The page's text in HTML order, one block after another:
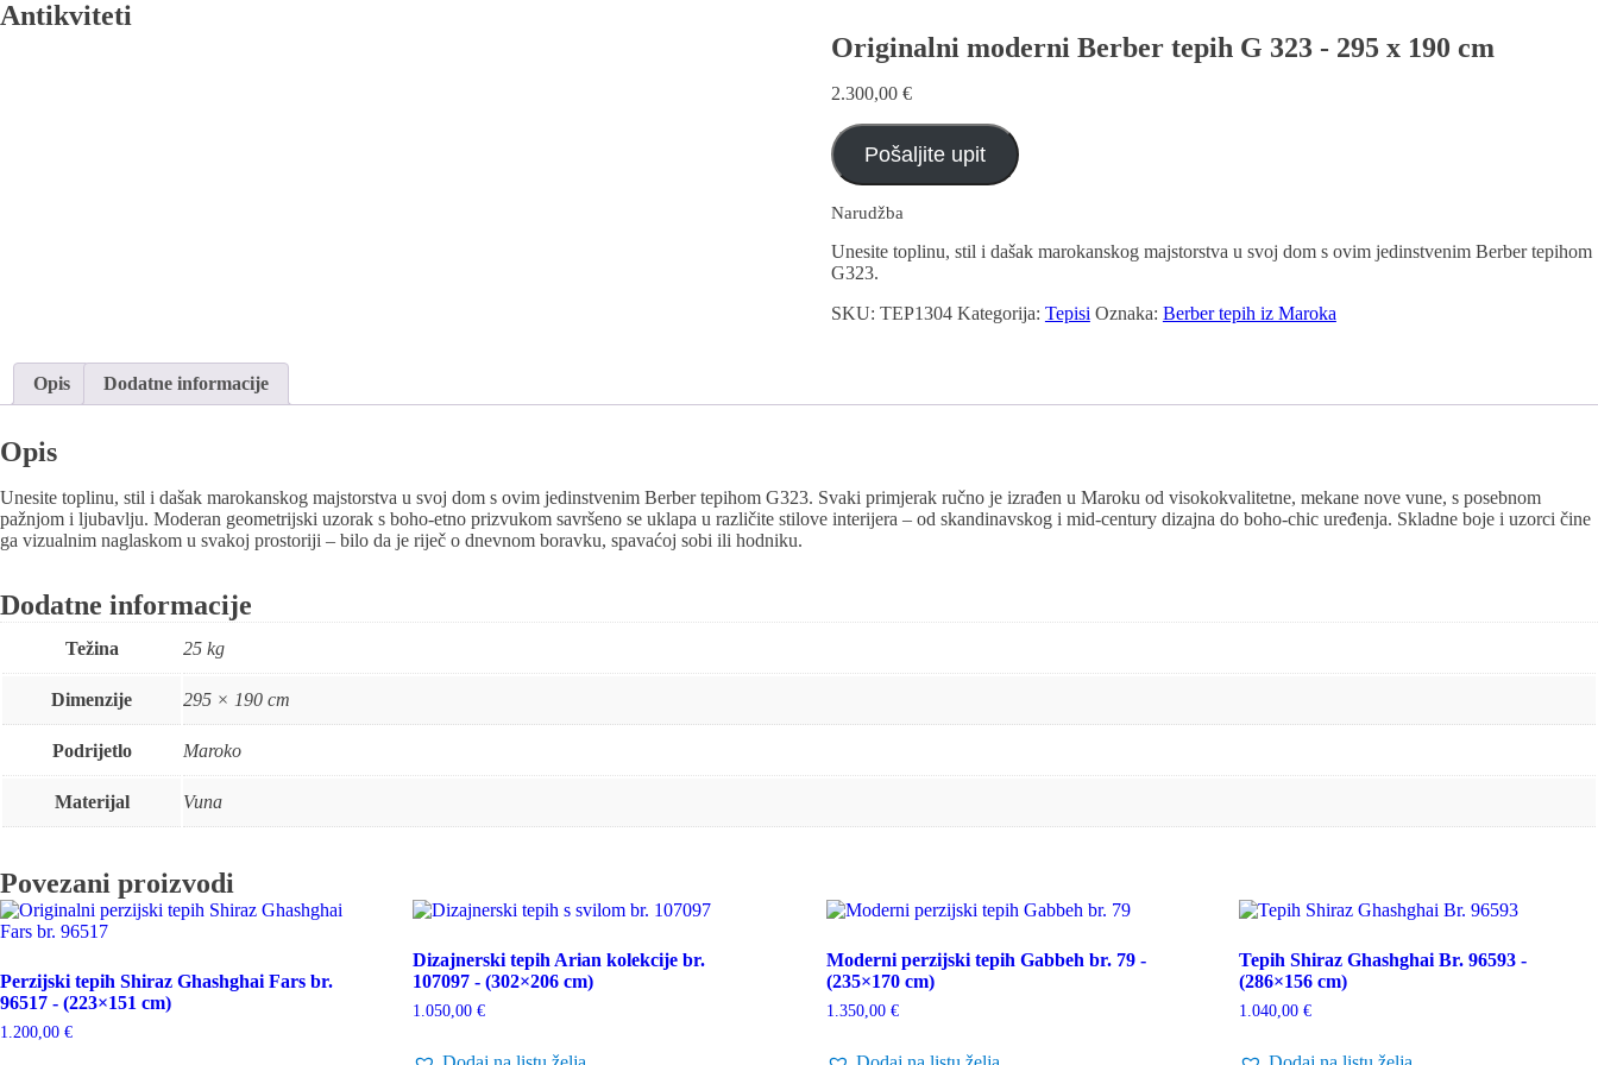
Antikviteti
Originalni moderni Berber tepih G 323 - 295 x 190 cm
2.300,00 €
Pošaljite upit
Narudžba
Unesite toplinu, stil i dašak marokanskog majstorstva u svoj dom s ovim jedinstvenim Berber tepihom
G323.
SKU: TEP1304 Kategorija: Tepisi Oznaka: Berber tepih iz Maroka
Opis Dodatne informacije
Opis
Unesite toplinu, stil i dašak marokanskog majstorstva u svoj dom s ovim jedinstvenim Berber tepihom G323. Svaki primjerak ručno je izrađen u Maroku od visokokvalitetne, mekane nove vune, s posebnom
pažnjom i ljubavlju. Moderan geometrijski uzorak s boho-etno prizvukom savršeno se uklapa u različite stilove interijera – od skandinavskog i mid-century dizajna do boho-chic uređenja. Skladne boje i uzorci čine
ga vizualnim naglaskom u svakoj prostoriji – bilo da je riječ o dnevnom boravku, spavaćoj sobi ili hodniku.
Dodatne informacije
Težina 25 kg
Dimenzije 295 × 190 cm
Podrijetlo Maroko
Materijal Vuna
Povezani proizvodi
Perzijski tepih Shiraz Ghashghai Fars br.
96517 - (223×151 cm)
1.200,00 €
Dizajnerski tepih Arian kolekcije br.
107097 - (302×206 cm)
1.050,00€
Moderni perzijski tepih Gabbeh br. 79 -
(235×170 cm)
1.350,00 €
Tepih Shiraz Ghashghai Br. 96593 -
(286×156 cm)
1.040,00€